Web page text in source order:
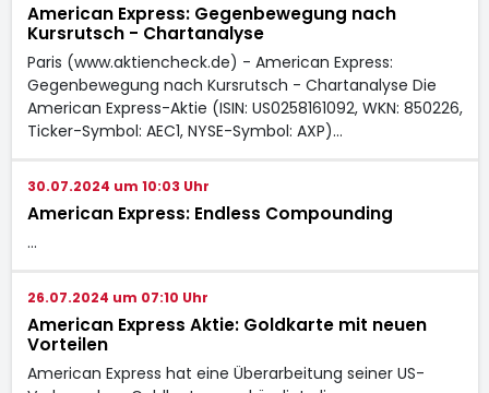
American Express: Gegenbewegung nach
Kursrutsch - Chartanalyse
Paris (www.aktiencheck.de) - American Express:
Gegenbewegung nach Kursrutsch - Chartanalyse Die
American Express-Aktie (ISIN: US0258161092, WKN: 850226,
Ticker-Symbol: AEC1, NYSE-Symbol: AXP)…
30.07.2024 um 10:03 Uhr
American Express: Endless Compounding
…
26.07.2024 um 07:10 Uhr
American Express Aktie: Goldkarte mit neuen
Vorteilen
American Express hat eine Überarbeitung seiner US-